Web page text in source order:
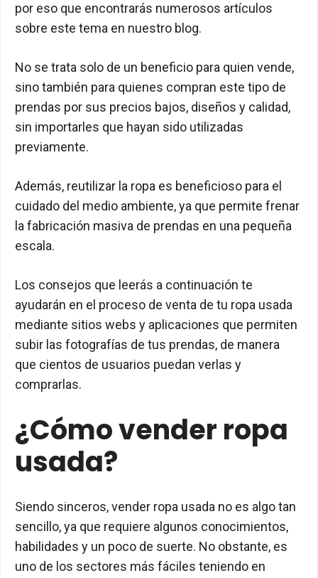
por eso que encontrarás numerosos artículos
sobre este tema en nuestro blog.
No se trata solo de un beneficio para quien vende,
sino también para quienes compran este tipo de
prendas por sus precios bajos, diseños y calidad,
sin importarles que hayan sido utilizadas
previamente.
Además, reutilizar la ropa es beneficioso para el
cuidado del medio ambiente, ya que permite frenar
la fabricación masiva de prendas en una pequeña
escala.
Los consejos que leerás a continuación te
ayudarán en el proceso de venta de tu ropa usada
mediante sitios webs y aplicaciones que permiten
subir las fotografías de tus prendas, de manera
que cientos de usuarios puedan verlas y
comprarlas.
¿Cómo vender ropa
usada?
Siendo sinceros, vender ropa usada no es algo tan
sencillo, ya que requiere algunos conocimientos,
habilidades y un poco de suerte. No obstante, es
uno de los sectores más fáciles teniendo en